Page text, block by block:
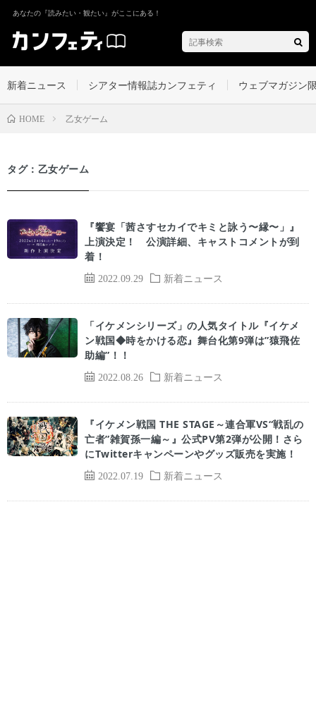
あなたの『読みたい・観たい』がここにある！
新着ニュース シアター情報誌カンフェティ ウェブマガジン
HOME 乙女ゲーム
タグ：乙女ゲーム
2022.09.29 新着ニュース
『饗宴「茜さすセカイでキミと詠う〜縁〜」』
上演決定！ 公演詳細、キャストコメントが到
着！
2022.08.26 新着ニュース
「イケメンシリーズ」の人気タイトル『イケメ
ン戦国◆時をかける恋』舞台化第9弾は”猿飛佐
助編”！！
2022.07.19 新着ニュース
『イケメン戦国 THE STAGE～連合軍VS“戦乱の
亡者”雑賀孫一編～』公式PV第2弾が公開！さら
にTwitterキャンペーンやグッズ販売を実施！